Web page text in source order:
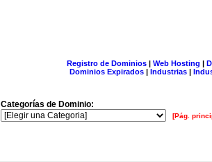
Registro de Dominios| Web Hosting |
Dominios Expirados | Industrias |
Categorías de Dominio:
[Pág.